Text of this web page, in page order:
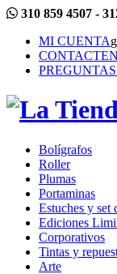
310 859 4507 -
MI CUENTA
Bolígrafos
Roller
Plumas
Portaminas
Estuches y set
Ediciones
Corporativos
Tintas y
Arte